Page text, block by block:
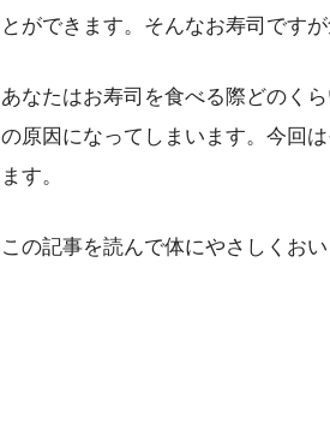
とができます。そんなお寿司です
あなたはお寿司を食べる際どのく
の原因になってしまいます。今回
ます。
この記事を読んで体にやさしくお